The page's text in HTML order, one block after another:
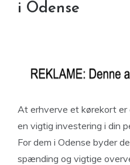
i Odense
At erhverve et kørekort er
en vigtig investering i din
For dem i Odense byder
spænding og vigtige